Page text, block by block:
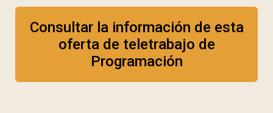
Consultar la información de esta
oferta de teletrabajo de
Programación